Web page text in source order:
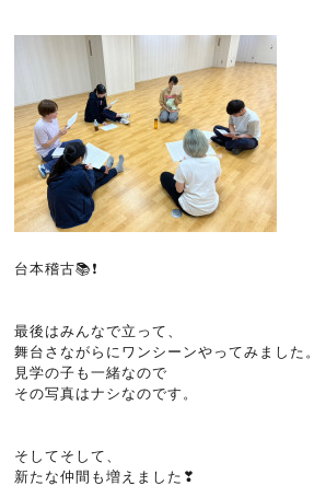
台本稽古📚❗
最後はみんなで立って、
舞台さながらにワンシーンやってみました。
見学の子も一緒なので
その写真はナシなのです。
そしてそして、
新たな仲間も増えました❣